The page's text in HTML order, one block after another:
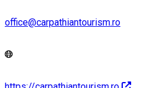
office@carpathiantourism.ro